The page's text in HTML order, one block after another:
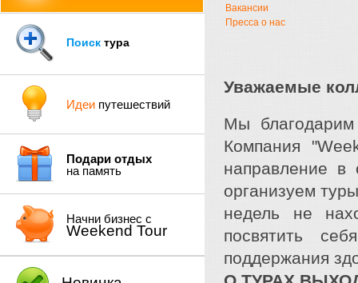
Поиск тура
Идеи путешествий
Подари отдых
на память
Начни бизнес с
Weekend Tour
Вакансии
Пресса о нас
Уважаемые
Мы
Компания
направление
организуем
недель не
посвятить
поддержания